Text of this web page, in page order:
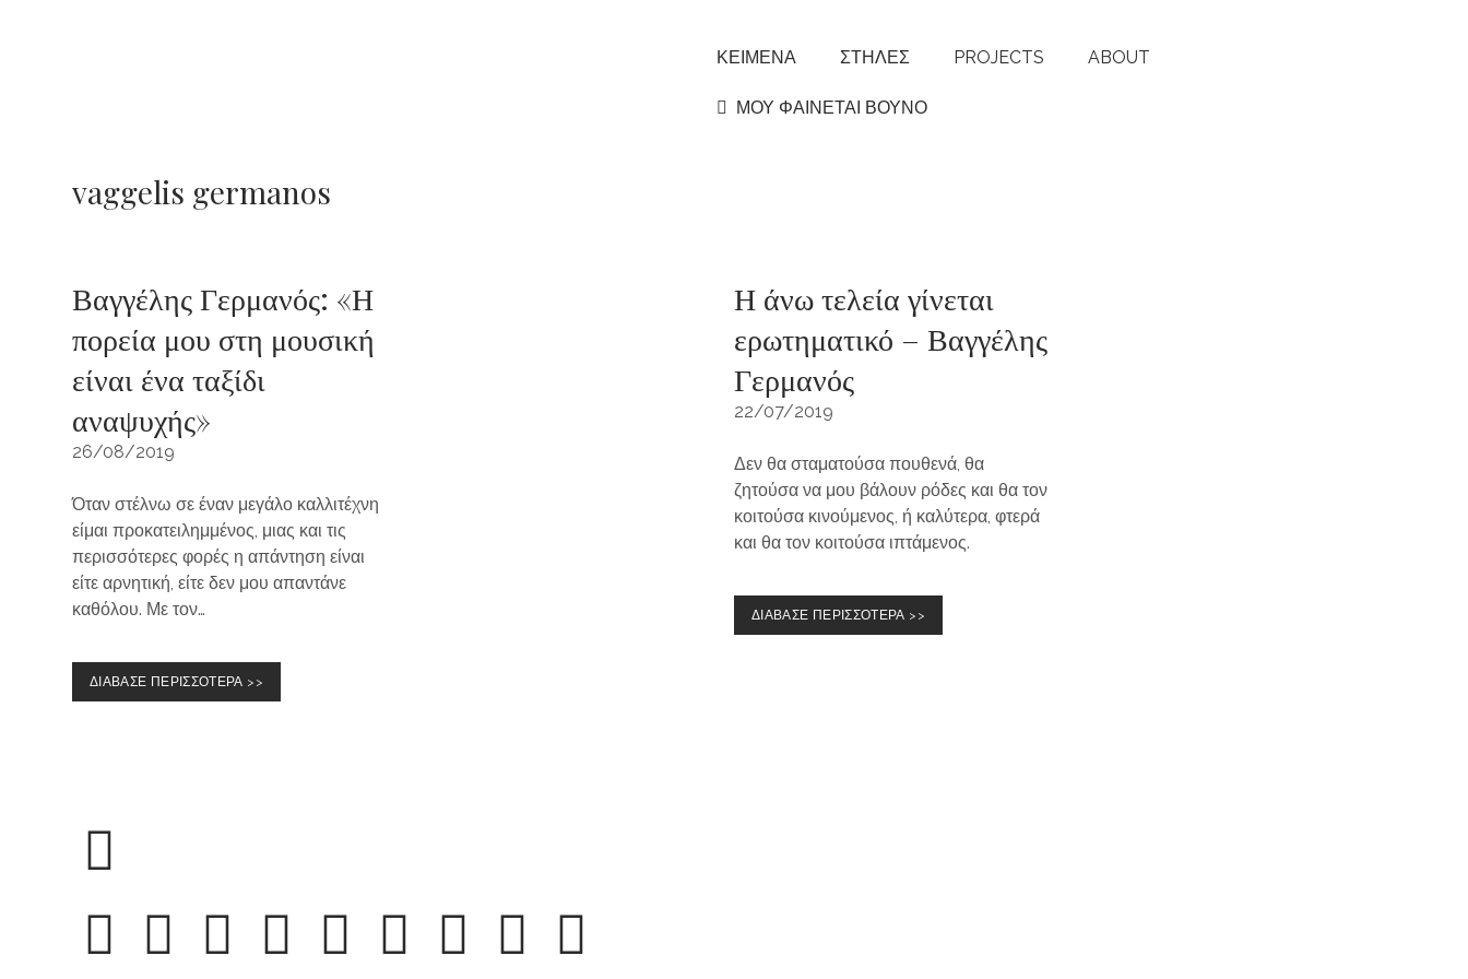
ΚΕΙΜΕΝΑ ΣΤΗΛΕΣ PROJECTS ABOUT
ΜΟΥ ΦΑΙΝΕΤΑΙ ΒΟΥΝΟ
vaggelis germanos
Βαγγέλης Γερμανός: «Η
πορεία μου στη μουσική
είναι ένα ταξίδι
αναψυχής»
26/08/2019
Όταν στέλνω σε έναν μεγάλο καλλιτέχνη
είμαι προκατειλημμένος, μιας και τις
περισσότερες φορές η απάντηση είναι
είτε αρνητική, είτε δεν μου απαντάνε
καθόλου. Με τον…
ΔΙΑΒΑΣΕ ΠΕΡΙΣΣΟΤΕΡΑ >>
Η άνω τελεία γίνεται
ερωτηματικό – Βαγγέλης
Γερμανός
22/07/2019
Δεν θα σταματούσα πουθενά, θα
ζητούσα να μου βάλουν ρόδες και θα τον
κοιτούσα κινούμενος, ή καλύτερα, φτερά
και θα τον κοιτούσα ιπτάμενος.
ΔΙΑΒΑΣΕ ΠΕΡΙΣΣΟΤΕΡΑ >>